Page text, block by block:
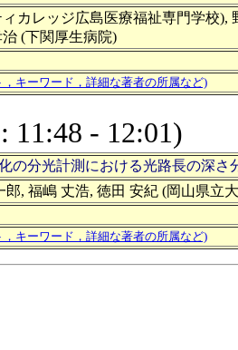
カレッジ広島医療福祉専門学校),
(下関厚生病院)
キーワード，詳細な著者の所属など)
11:48 - 12:01)
の分光計測における光路長の深さ
郎, 福嶋 丈浩, 徳田 安紀 (岡山県立
キーワード，詳細な著者の所属など)